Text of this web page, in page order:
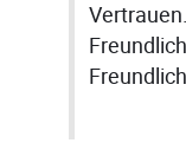
Vertrauen.